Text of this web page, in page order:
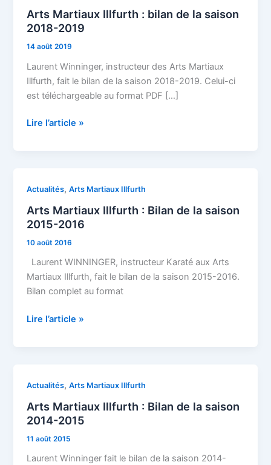
Arts Martiaux Illfurth : bilan de la saison
2018-2019
14 août 2019
Laurent Winninger, instructeur des Arts Martiaux
Illfurth, fait le bilan de la saison 2018-2019. Celui-ci
est téléchargeable au format PDF […]
Illfurth
:
bilan
de
la
saison
2019
Lire l’article »
Actualités,Arts Martiaux Illfurth
Arts Martiaux Illfurth : Bilan de la saison
2015-2016
10 août 2016
Laurent WINNINGER, instructeur Karaté aux Arts
Martiaux Illfurth, fait le bilan de la saison 2015-2016.
Bilan complet au format
Arts
Illfurth
:
Bilan
de
la
saison
2016
Lire l’article »
Actualités,Arts Martiaux Illfurth
Arts Martiaux Illfurth : Bilan de la saison
2014-2015
11 août 2015
Laurent Winninger fait le bilan de la saison 2014-
Arts
Illfurth
:
Bilan
de